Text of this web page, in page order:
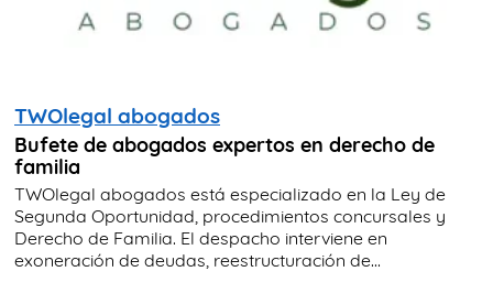
TWOlegal abogados
Bufete de abogados expertos en derecho de
familia
TWOlegal abogados está especializado en la Ley de
Segunda Oportunidad, procedimientos concursales y
Derecho de Familia. El despacho interviene en
exoneración de deudas, reestructuración de...